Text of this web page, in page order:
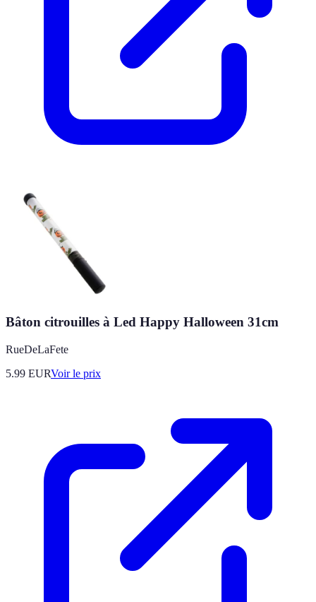
Bâton citrouilles à Led Happy Halloween 31cm
RueDeLaFete
5.99 EURVoir le prix